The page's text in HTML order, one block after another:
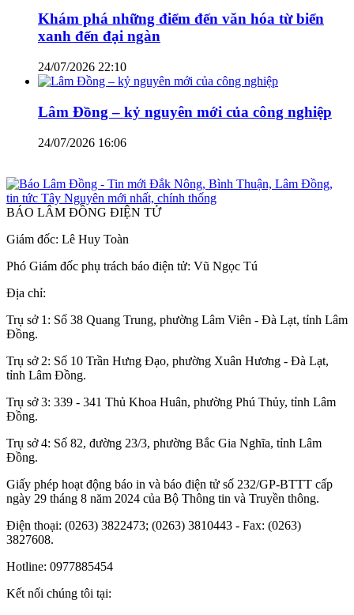
Khám phá những điểm đến văn hóa từ biển
xanh đến đại ngàn
24/07/2026 22:10
Lâm Đồng – kỷ nguyên mới của công nghiệp
24/07/2026 16:06
BÁO LÂM ĐỒNG ĐIỆN TỬ
Giám đốc: Lê Huy Toàn
Phó Giám đốc phụ trách báo điện tử: Vũ Ngọc Tú
Địa chỉ:
Trụ sở 1: Số 38 Quang Trung, phường Lâm Viên - Đà Lạt, tỉnh Lâm
Đồng.
Trụ sở 2: Số 10 Trần Hưng Đạo, phường Xuân Hương - Đà Lạt,
tỉnh Lâm Đồng.
Trụ sở 3: 339 - 341 Thủ Khoa Huân, phường Phú Thủy, tỉnh Lâm
Đồng.
Trụ sở 4: Số 82, đường 23/3, phường Bắc Gia Nghĩa, tỉnh Lâm
Đồng.
Giấy phép hoạt động báo in và báo điện tử số 232/GP-BTTT cấp
ngày 29 tháng 8 năm 2024 của Bộ Thông tin và Truyền thông.
Điện thoại: (0263) 3822473; (0263) 3810443 - Fax: (0263)
3827608.
Hotline: 0977885454
Kết nối chúng tôi tại: